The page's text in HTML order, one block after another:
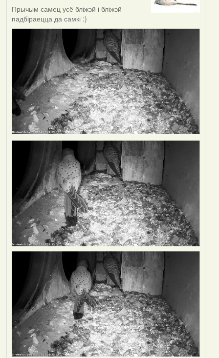
Прычым самец усё бліжэй і бліжэй
падбіраецца да самкі :)